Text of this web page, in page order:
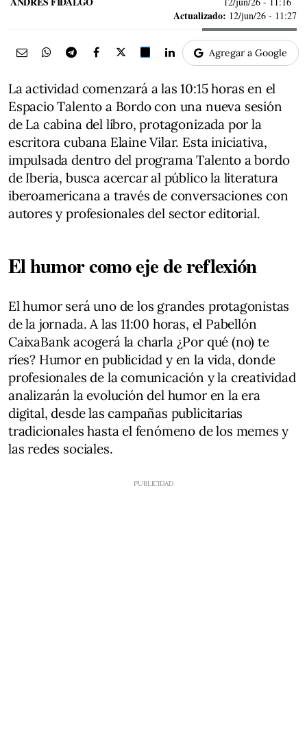
Actualizado: 12/jun/26 - 11:27
Agregar a Google
La actividad comenzará a las 10:15 horas en el
Espacio Talento a Bordo con una nueva sesión
de La cabina del libro, protagonizada por la
escritora cubana Elaine Vilar. Esta iniciativa,
impulsada dentro del programa Talento a bordo
de Iberia, busca acercar al público la literatura
iberoamericana a través de conversaciones con
autores y profesionales del sector editorial.
El humor como eje de reflexión
El humor será uno de los grandes protagonistas
de la jornada. A las 11:00 horas, el Pabellón
CaixaBank acogerá la charla ¿Por qué (no) te
ríes? Humor en publicidad y en la vida, donde
profesionales de la comunicación y la creatividad
analizarán la evolución del humor en la era
digital, desde las campañas publicitarias
tradicionales hasta el fenómeno de los memes y
las redes sociales.